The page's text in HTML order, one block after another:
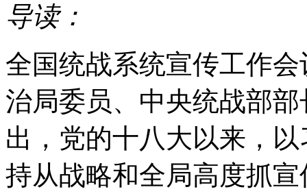
导读：
全国统战系统宣传工作
治局委员、中央统战部
出，党的十八大以来，
持从战略和全局高度抓